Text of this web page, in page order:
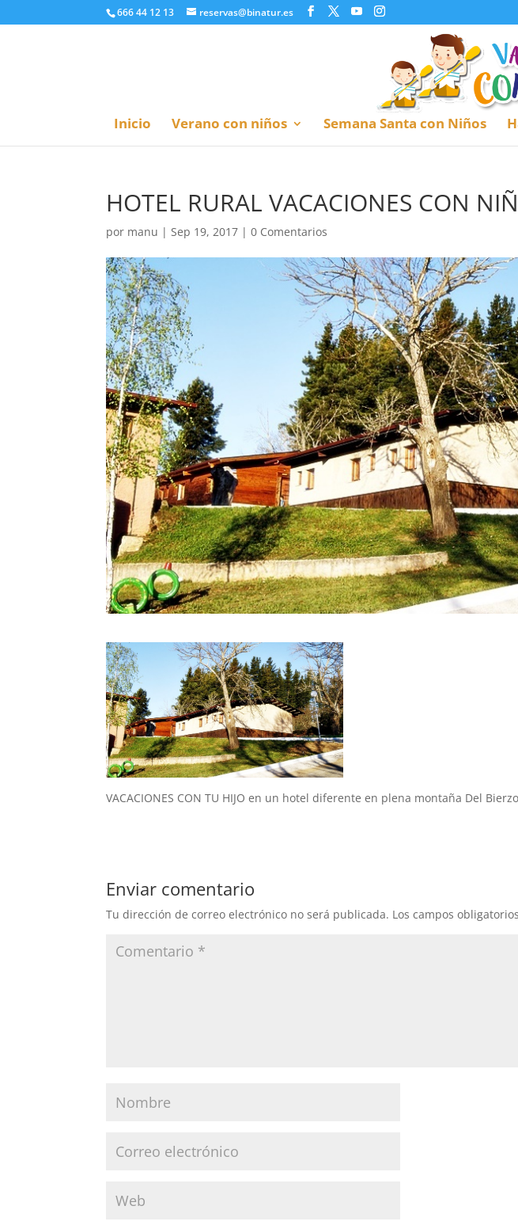
666 44 12 13 reservas@binatur.es
Inicio Verano con niños Semana Santa con Niños
HOTEL RURAL VACACIONES CON
por manu |Sep 19, 2017 |0 Comentarios
VACACIONES CON TU HIJO en un hotel diferente en plena montaña Del
Enviar comentario
Tu dirección de correo electrónico no será publicada. Los campos